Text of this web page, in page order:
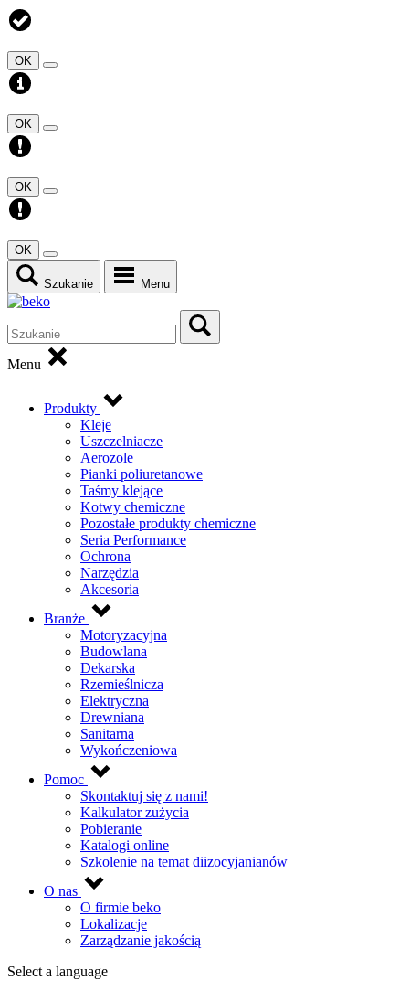
OK
OK
OK
OK
Szukanie Menu
Menu
Produkty
Kleje
Uszczelniacze
Aerozole
Pianki poliuretanowe
Taśmy klejące
Kotwy chemiczne
Pozostałe produkty chemiczne
Seria Performance
Ochrona
Narzędzia
Akcesoria
Branże
Motoryzacyjna
Budowlana
Dekarska
Rzemieślnicza
Elektryczna
Drewniana
Sanitarna
Wykończeniowa
Pomoc
Skontaktuj się z nami!
Kalkulator zużycia
Pobieranie
Katalogi online
Szkolenie na temat diizocyjanianów
O nas
O firmie beko
Lokalizacje
Zarządzanie jakością
Select a language